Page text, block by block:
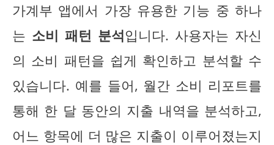
가계부 앱에서 가장 유용한 기능 중 하나
는 소비 패턴 분석입니다. 사용자는 자신
의 소비 패턴을 쉽게 확인하고 분석할 수
있습니다. 예를 들어, 월간 소비 리포트를
통해 한 달 동안의 지출 내역을 분석하고,
어느 항목에 더 많은 지출이 이루어졌는지